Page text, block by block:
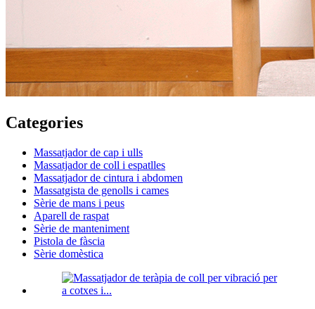
Categories
Massatjador de cap i ulls
Massatjador de coll i espatlles
Massatjador de cintura i abdomen
Massatgista de genolls i cames
Sèrie de mans i peus
Aparell de raspat
Sèrie de manteniment
Pistola de fàscia
Sèrie domèstica